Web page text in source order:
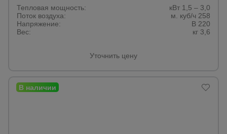
Тепловая мощность:
кВт 1,5 – 3,0
Поток воздуха:
м. куб/ч 258
Напряжение:
В 220
Вес:
кг 3,6
Уточнить цену